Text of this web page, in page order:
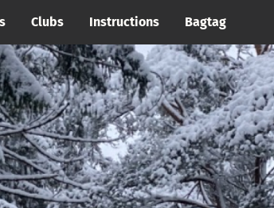
Clubs Instructions Bagtag